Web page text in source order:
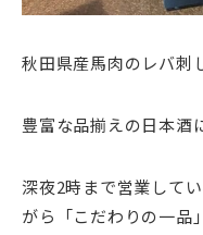
秋田県産馬肉のレバ刺
豊富な品揃えの日本酒
深夜2時まで営業して
がら「こだわりの一品